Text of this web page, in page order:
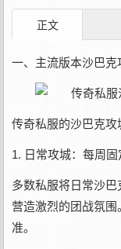
正文
一、主流版本沙巴
传奇私服的沙巴克
1. 日常攻城：每周
多数私服将日常沙
营造激烈的团战氛
准。